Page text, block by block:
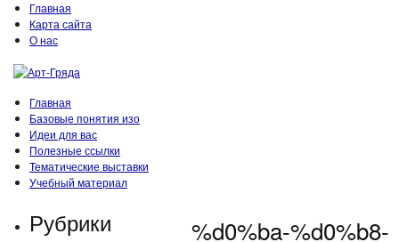
Главная
Карта сайта
О нас
Главная
Базовые понятия изо
Идеи для вас
Полезные ссылки
Тематические выставки
Учебный материал
Рубрики
%d0%ba-%d0%b8-